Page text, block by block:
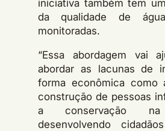
iniciativa também tem
da qualidade de
monitoradas.
“Essa abordagem vai
abordar as lacunas de
forma econômica como
construção de pessoas
a conservação na
desenvolvendo